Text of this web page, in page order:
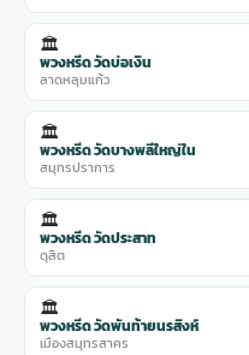
🏛️
พวงหรีด วัดบ่อเงิน
ลาดหลุมแก้ว
🏛️
พวงหรีด วัดบางพลีใหญ่ใน
สมุทรปราการ
🏛️
พวงหรีด วัดประสาท
ดุสิต
🏛️
พวงหรีด วัดพันท้ายนรสิงห์
เมืองสมุทรสาคร